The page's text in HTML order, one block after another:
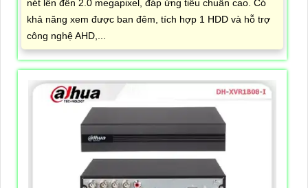
nét lên đến 2.0 megapixel, đáp ứng tiêu chuẩn cao. Có
khả năng xem được ban đêm, tích hợp 1 HDD và hỗ trợ
công nghệ AHD,...